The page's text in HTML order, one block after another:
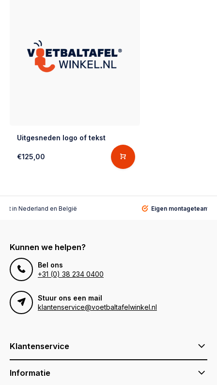
Uitgesneden logo of tekst
€125,00
in Nederland en België Eigen montageteam
Kunnen we helpen?
Bel ons
+31 (0) 38 234 0400
Stuur ons een mail
klantenservice@voetbaltafelwinkel.nl
Klantenservice
Informatie